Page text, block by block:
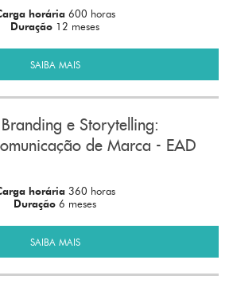
horária 600 horas
Duração 12 meses
SAIBA MAIS
e Storytelling:
de Marca - EAD
horária 360 horas
Duração 6 meses
SAIBA MAIS